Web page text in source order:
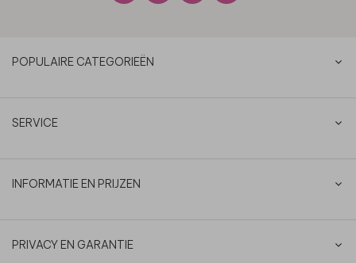
POPULAIRE CATEGORIEËN
SERVICE
INFORMATIE EN PRIJZEN
PRIVACY EN GARANTIE